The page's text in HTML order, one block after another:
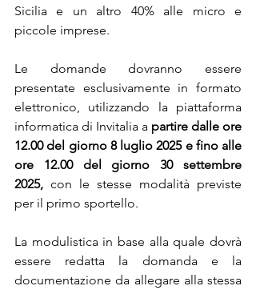
Sicilia e un altro 40% alle micro e
piccole imprese.
Le domande dovranno essere
presentate esclusivamente in formato
elettronico, utilizzando la piattaforma
informatica di Invitalia a partire dalle ore
12.00 del giorno 8 luglio 2025 e fino alle
ore 12.00 del giorno 30 settembre
2025, con le stesse modalità previste
per il primo sportello.
La modulistica in base alla quale dovrà
essere redatta la domanda e la
documentazione da allegare alla stessa